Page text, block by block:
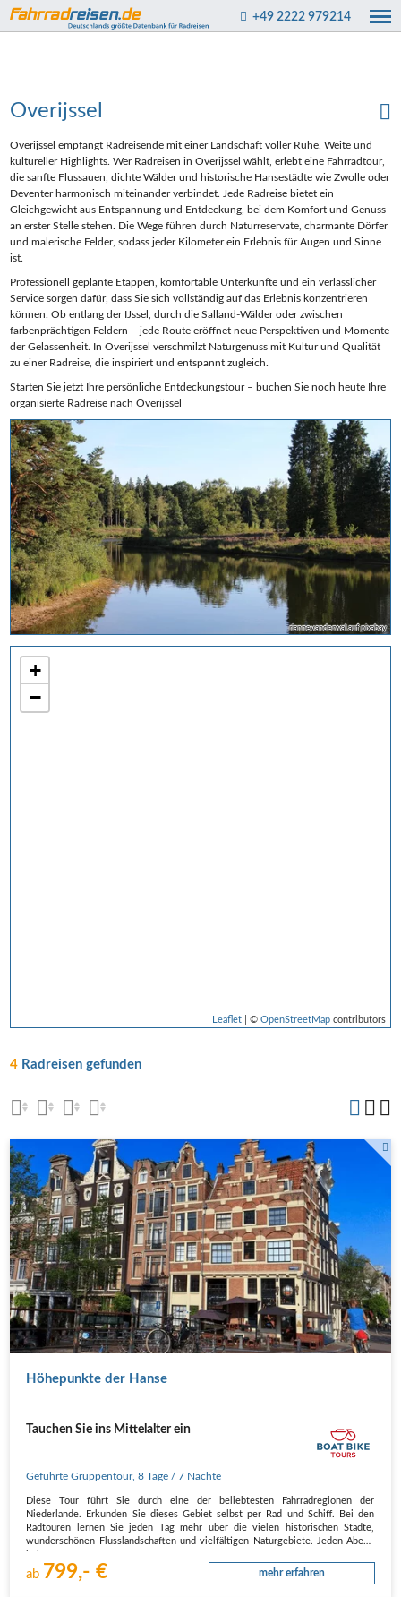
+49 2222 979214
riannevanderwal auf pixabay
+
−
Leaflet| © OpenStreetMapcontributors
Overijssel
Overijssel empfängt Radreisende mit einer Landschaft voller Ruhe, Weite und
kultureller Highlights. Wer Radreisen in Overijssel wählt, erlebt eine Fahrradtour,
die sanfte Flussauen, dichte Wälder und historische Hansestädte wie Zwolle oder
Deventer harmonisch miteinander verbindet. Jede Radreise bietet ein
Gleichgewicht aus Entspannung und Entdeckung, bei dem Komfort und Genuss
an erster Stelle stehen. Die Wege führen durch Naturreservate, charmante Dörfer
und malerische Felder, sodass jeder Kilometer ein Erlebnis für Augen und Sinne
ist.
Professionell geplante Etappen, komfortable Unterkünfte und ein verlässlicher
Service sorgen dafür, dass Sie sich vollständig auf das Erlebnis konzentrieren
können. Ob entlang der IJssel, durch die Salland-Wälder oder zwischen
farbenprächtigen Feldern – jede Route eröffnet neue Perspektiven und Momente
der Gelassenheit. In Overijssel verschmilzt Naturgenuss mit Kultur und Qualität
zu einer Radreise, die inspiriert und entspannt zugleich.
Starten Sie jetzt Ihre persönliche Entdeckungstour – buchen Sie noch heute Ihre
organisierte Radreise nach Overijssel
4 Radreisen gefunden
Höhepunkte der Hanse
Tauchen Sie ins Mittelalter ein
Geführte Gruppentour,8 Tage / 7 Nächte
Diese Tour führt Sie durch eine der beliebtesten Fahrradregionen der
Niederlande. Erkunden Sie dieses Gebiet selbst per Rad und Schiff. Bei den
Radtouren lernen Sie jeden Tag mehr über die vielen historischen Städte,
wunderschönen Flusslandschaften und vielfältigen Naturgebiete. Jeden Abend
ab 799,- € mehr erfahren